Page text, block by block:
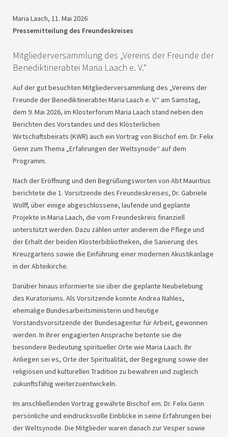
Maria Laach, 11. Mai 2026
Pressemitteilung des Freundeskreises
Mitgliederversammlung des „Vereins der Freunde der
Benediktinerabtei Maria Laach e. V.“
Auf der gut besuchten Mitgliederversammlung des „Vereins der
Freunde der Benediktinerabtei Maria Laach e. V.“ am Samstag,
dem 9. Mai 2026, im Klosterforum Maria Laach stand neben den
Berichten des Vorstandes und des Klösterlichen
Wirtschaftsbeirats (KWR) auch ein Vortrag von Bischof em. Dr. Felix
Genn zum Thema „Erfahrungen der Weltsynode“ auf dem
Programm.
Nach der Eröffnung und den Begrüßungsworten von Abt Mauritius
berichtete die 1. Vorsitzende des Freundeskreises, Dr. Gabriele
Wolff, über einige abgeschlossene, laufende und geplante
Projekte in Maria Laach, die vom Freundeskreis finanziell
unterstützt werden. Dazu zählen unter anderem die Pflege und
der Erhalt der beiden Klosterbibliotheken, die Sanierung des
Kreuzgartens sowie die Einführung einer modernen Akustikanlage
in der Abteikirche.
Darüber hinaus informierte sie über die geplante Neubelebung
des Kuratoriums. Als Vorsitzende konnte Andrea Nahles,
ehemalige Bundesarbeitsministerin und heutige
Vorstandsvorsitzende der Bundesagentur für Arbeit, gewonnen
werden. In ihrer engagierten Ansprache betonte sie die
besondere Bedeutung spiritueller Orte wie Maria Laach. Ihr
Anliegen sei es, Orte der Spiritualität, der Begegnung sowie der
religiösen und kulturellen Tradition zu bewahren und zugleich
zukunftsfähig weiterzuentwickeln.
Im anschließenden Vortrag gewährte Bischof em. Dr. Felix Genn
persönliche und eindrucksvolle Einblicke in seine Erfahrungen bei
der Weltsynode. Die Mitglieder waren danach zur Vesper sowie